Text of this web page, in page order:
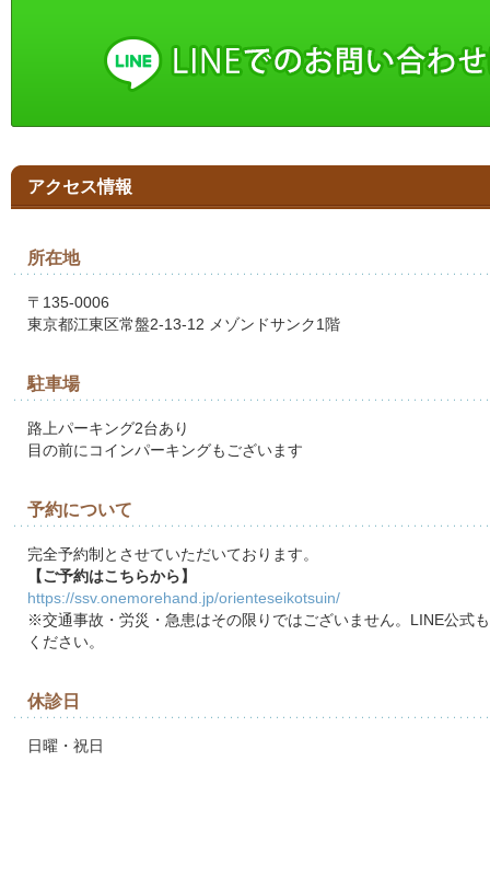
アクセス情報
所在地
〒135-0006
東京都江東区常盤2-13-12 メゾンドサンク1階
駐車場
路上パーキング2台あり
目の前にコインパーキングもございます
予約について
完全予約制とさせていただいております。
【ご予約はこちらから】
https://ssv.onemorehand.jp/orienteseikotsuin/
※交通事故・労災・急患はその限りではございません。LINE公式
ください。
休診日
日曜・祝日